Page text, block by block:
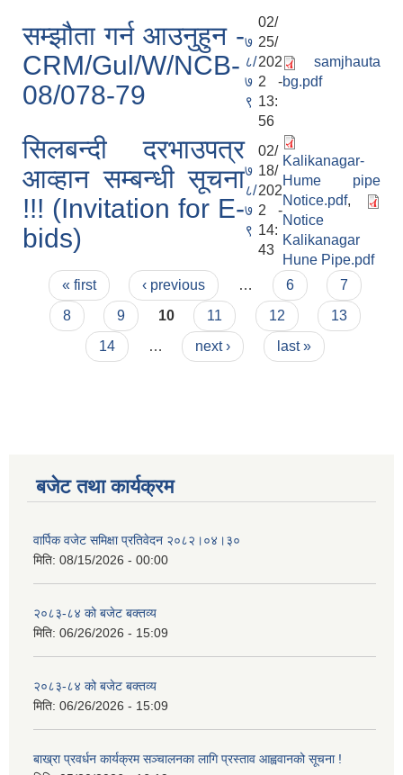
सम्झौता गर्न आउनुहुन -
CRM/Gul/W/NCB-
08/078-79
७
८/
७
९
02/
25/
202
2 -
13:
56
samjhauta
bg.pdf
सिलबन्दी दरभाउपत्र
आव्हान सम्बन्धी सूचना
!!! (Invitation for E-
bids)
७
८/
७
९
02/
18/
202
2 -
14:
43
Kalikanagar-
Hume pipe
Notice.pdf,
Notice
Kalikanagar
Hune Pipe.pdf
Pages
« first ‹ previous … 6
7
8
9 10 11 12
13
14
… next › last »
बजेट तथा कार्यक्रम
वार्पिक वजेट समिक्षा प्रतिवेदन २०८२।०४।३०
मिति: 08/15/2026 - 00:00
२०८३-८४ को बजेट बक्तव्य
मिति: 06/26/2026 - 15:09
२०८३-८४ को बजेट बक्तव्य
मिति: 06/26/2026 - 15:09
बाख्रा प्रवर्धन कार्यक्रम सञ्चालनका लागि प्रस्ताव आह्ववानको सूचना !